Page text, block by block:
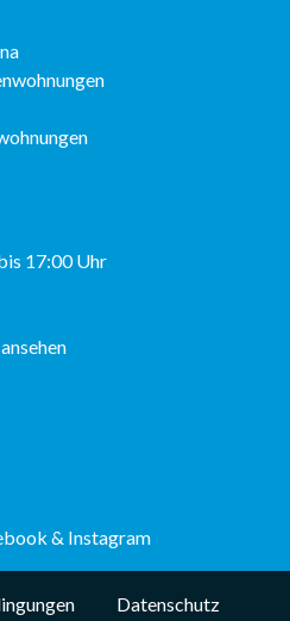
17:00 Uhr
& Instagram
Datenschutz